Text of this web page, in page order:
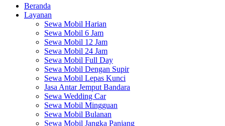
Beranda
Layanan
Sewa Mobil Harian
Sewa Mobil 6 Jam
Sewa Mobil 12 Jam
Sewa Mobil 24 Jam
Sewa Mobil Full Day
Sewa Mobil Dengan Supir
Sewa Mobil Lepas Kunci
Jasa Antar Jemput Bandara
Sewa Wedding Car
Sewa Mobil Mingguan
Sewa Mobil Bulanan
Sewa Mobil Jangka Panjang